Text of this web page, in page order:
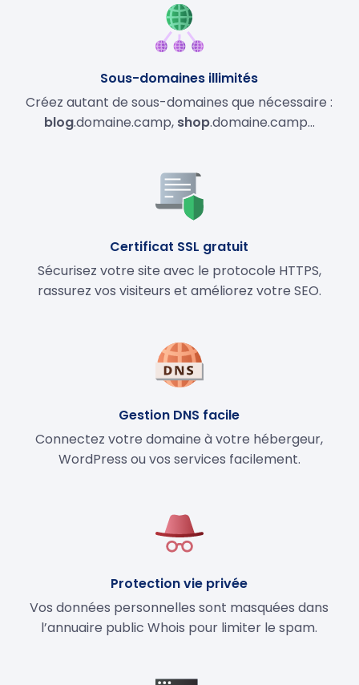
Sous-domaines illimités
Créez autant de sous-domaines que nécessaire :
blog.domaine.camp, shop.domaine.camp…
Certificat SSL gratuit
Sécurisez votre site avec le protocole HTTPS,
rassurez vos visiteurs et améliorez votre SEO.
Gestion DNS facile
Connectez votre domaine à votre hébergeur,
WordPress ou vos services facilement.
Protection vie privée
Vos données personnelles sont masquées dans
l’annuaire public Whois pour limiter le spam.